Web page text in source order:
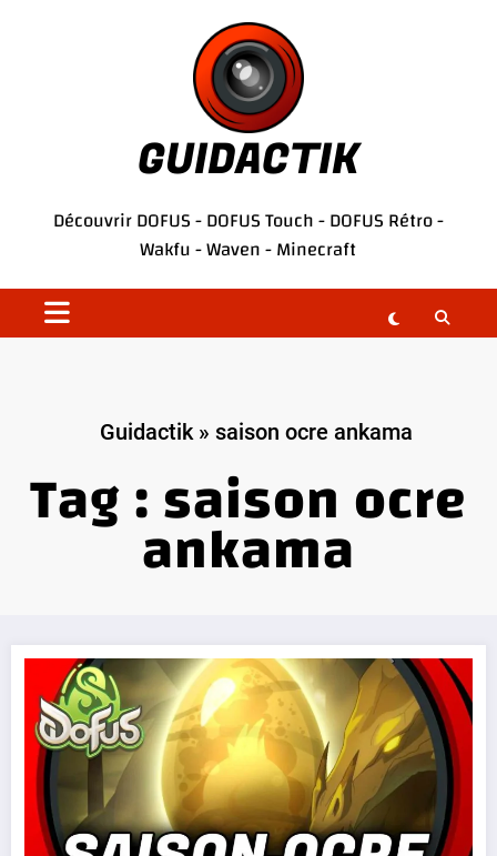
GUIDACTIK
DécouvrirDOFUS-DOFUS Touch-DOFUS Rétro-
Wakfu-Waven-Minecraft
Guidactik» saison ocre ankama
Tag : saison ocre
ankama